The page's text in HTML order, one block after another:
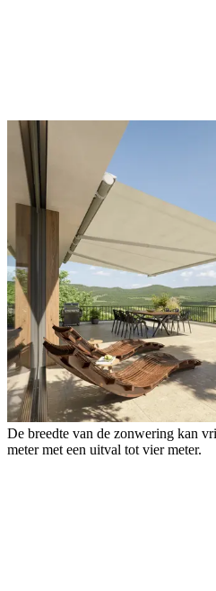
De breedte van de zonwering kan
meter met een uitval tot vier meter.